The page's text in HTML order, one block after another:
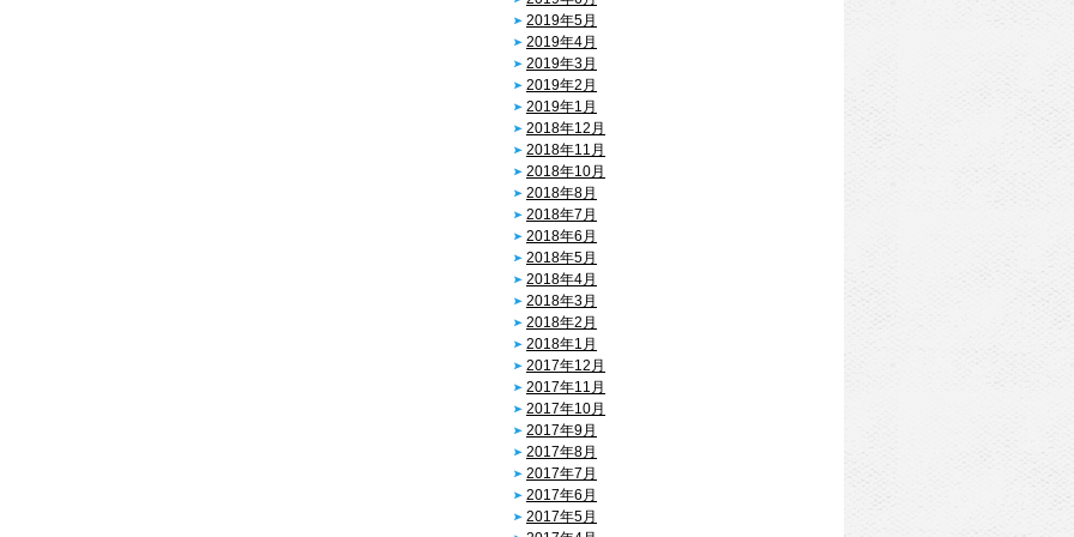
2019年5月
2019年4月
2019年3月
2019年2月
2019年1月
2018年12月
2018年11月
2018年10月
2018年8月
2018年7月
2018年6月
2018年5月
2018年4月
2018年3月
2018年2月
2018年1月
2017年12月
2017年11月
2017年10月
2017年9月
2017年8月
2017年7月
2017年6月
2017年5月